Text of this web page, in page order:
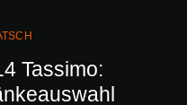
Tassimo: